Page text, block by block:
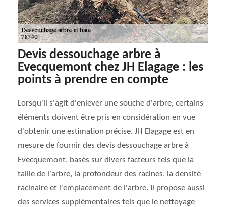
Devis dessouchage arbre à
Evecquemont chez JH Elagage : les
points à prendre en compte
Lorsqu'il s'agit d'enlever une souche d'arbre, certains
éléments doivent être pris en considération en vue
d'obtenir une estimation précise. JH Elagage est en
mesure de fournir des devis dessouchage arbre à
Evecquemont, basés sur divers facteurs tels que la
taille de l'arbre, la profondeur des racines, la densité
racinaire et l'emplacement de l'arbre. Il propose aussi
des services supplémentaires tels que le nettoyage